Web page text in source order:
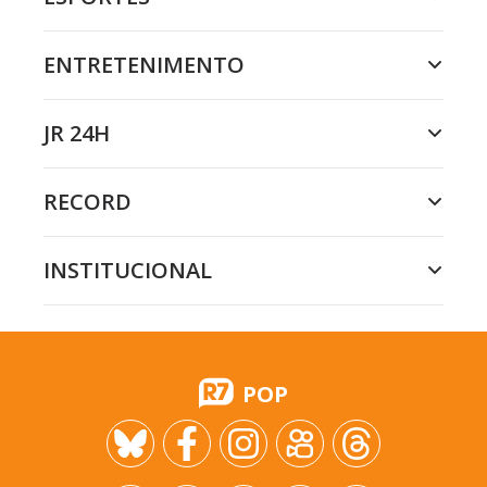
ENTRETENIMENTO
JR 24H
RECORD
INSTITUCIONAL
POP